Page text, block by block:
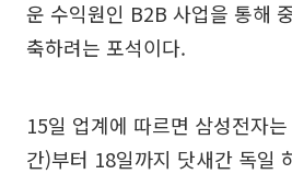
운 수익원인 B2B 사업을 통해
축하려는 포석이다.
15일 업계에 따르면 삼성전자
간)부터 18일까지 닷새간 독일